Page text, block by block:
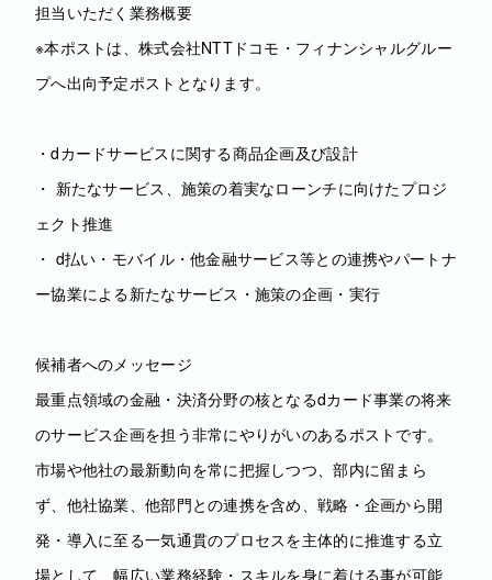
担当いただく業務概要
※本ポストは、株式会社NTTドコモ・フィナンシャルグルー
プへ出向予定ポストとなります。
・dカードサービスに関する商品企画及び設計
・ 新たなサービス、施策の着実なローンチに向けたプロジ
ェクト推進
・ d払い・モバイル・他金融サービス等との連携やパートナ
ー協業による新たなサービス・施策の企画・実行
候補者へのメッセージ
最重点領域の金融・決済分野の核となるdカード事業の将来
のサービス企画を担う非常にやりがいのあるポストです。
市場や他社の最新動向を常に把握しつつ、部内に留まら
ず、他社協業、他部門との連携を含め、戦略・企画から開
発・導入に至る一気通貫のプロセスを主体的に推進する立
場として、幅広い業務経験・スキルを身に着ける事が可能